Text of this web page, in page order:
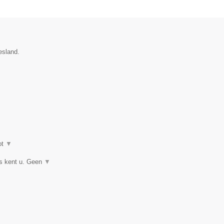
▼
kent u. Geen ▼